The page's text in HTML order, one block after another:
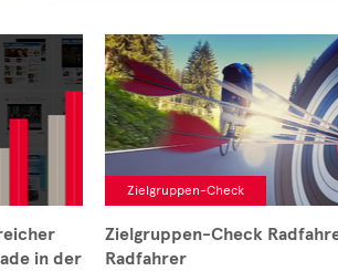
in der
Zielgruppen-Check
Zielgruppen-Check
Radfahrer